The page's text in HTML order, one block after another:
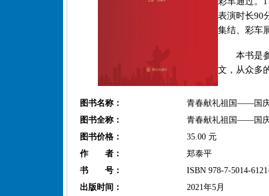
图书名称：
青春献礼祖国——国庆
图书全称：
青春献礼祖国——国庆
图书价格：
35.00 元
作 者：
郑泰平
书 号：
ISBN 978-7-5014-
出版时间：
2021年5月
表演时长90
集结、彩车
本书是
文，从众多